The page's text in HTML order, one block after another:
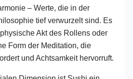
– Werte, die in der
tief verwurzelt sind. Es
Akt des Rollens oder
Form der Meditation, die
und Achtsamkeit hervorruft.